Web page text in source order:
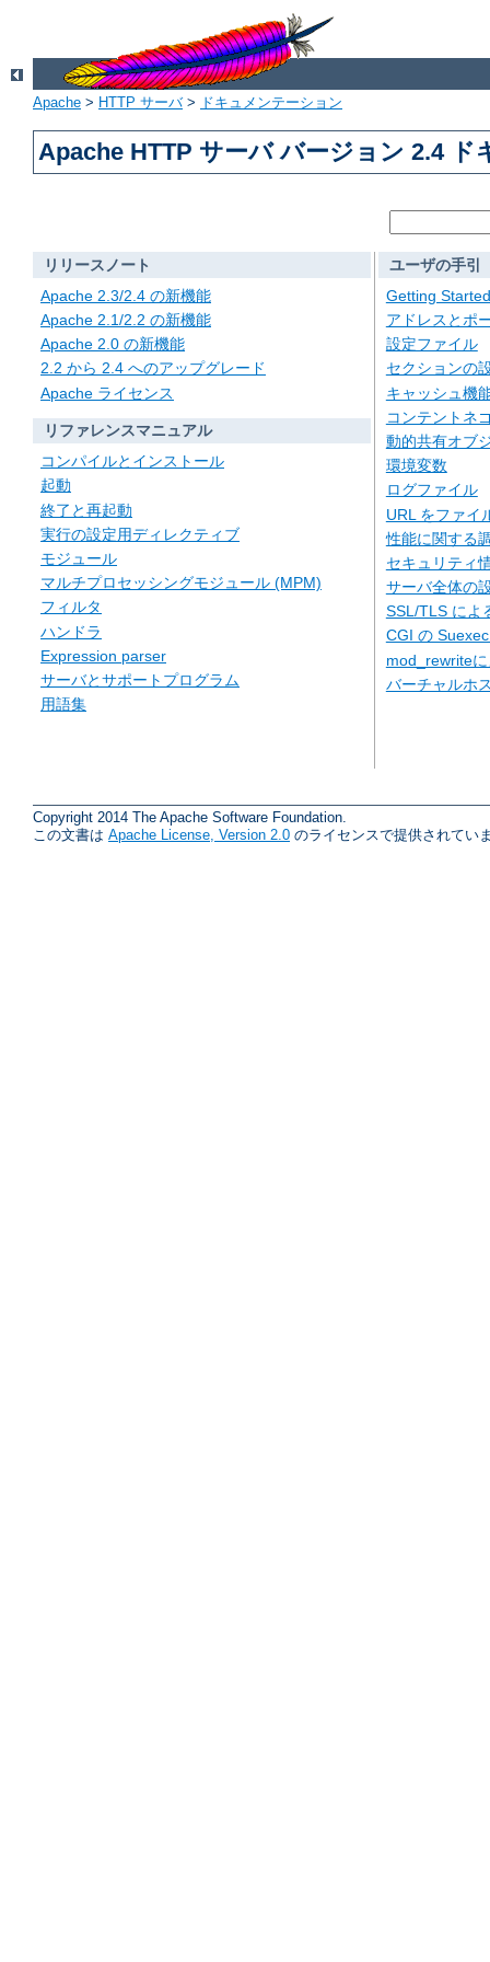
Apache > HTTP サーバ> ドキュメンテーション
Apache HTTP サーバ バージョン 2.4 ド
リリースノート
Apache 2.3/2.4 の新機能
Apache 2.1/2.2 の新機能
Apache 2.0 の新機能
2.2 から 2.4 へのアップグレード
Apache ライセンス
リファレンスマニュアル
コンパイルとインストール
起動
終了と再起動
実行の設定用ディレクティブ
モジュール
マルチプロセッシングモジュール (MPM)
フィルタ
ハンドラ
Expression parser
サーバとサポートプログラム
用語集
ユーザの手引
Getting Started
アドレスとポ
設定ファイル
セクションの
キャッシュ機
コンテントネ
動的共有オブ
環境変数
ログファイル
URL をファイ
性能に関する
セキュリティ
サーバ全体の
SSL/TLS によ
CGI の
mod_rewrite
バーチャルホ
Copyright 2014 The Apache Software Foundation.
この文書は Apache License, Version 2.0 のライセンスで提供されてい